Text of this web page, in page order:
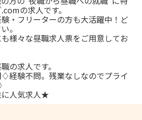
の求人です。
・フリーターの方も大活躍中！ど
。
様々な昼職求人票をご用意してお
の求人です。
経験不問。残業なしなのでプライ
に人気求人★